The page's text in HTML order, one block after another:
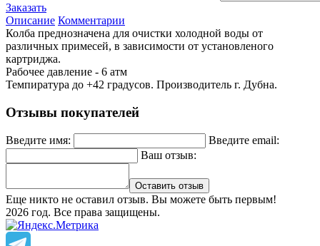
Заказать
Описание Комментарии
Колба преднозначена для очистки холодной воды от
различных примесей, в зависимости от установленого
картриджа.
Рабочее давление - 6 атм
Темпиратура до +42 градусов. Производитель г. Дубна.
Отзывы покупателей
Введите имя:
Введите email:
Ваш отзыв:
Оставить отзыв
Еще никто не оставил отзыв. Вы можете быть первым!
2026 год. Все права защищены.